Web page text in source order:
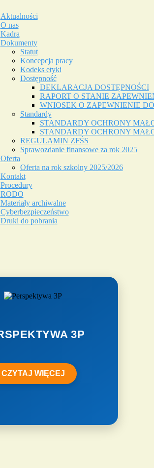
Aktualności
O nas
Kadra
Dokumenty
Statut
Koncepcja pracy
Kodeks etyki
Dostępność
DEKLARACJA DOSTĘPNOŚCI
RAPORT O STANIE
WNIOSEK O ZAPEWNIENIE
Standardy
STANDARDY OCHRONY
STANDARDY OCHRONY
REGULAMIN ZFŚS
Sprawozdanie finansowe za rok 2025
Oferta
Oferta na rok szkolny 2025/2026
Kontakt
Procedury
RODO
Materiały archiwalne
Cyberbezpieczeństwo
Druki do pobrania
3P
CZYTAJ WIĘCEJ